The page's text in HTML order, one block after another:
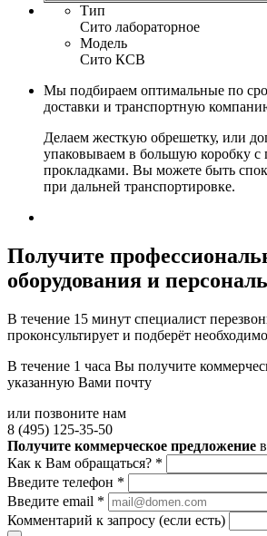
Тип
Сито лабораторное
Модель
Сито КСВ
Мы подбираем оптимальные по
доставки и транспортную
Делаем жесткую обрешетку, или
упаковываем в большую коробку с
прокладками. Вы можете быть
при дальней транспортировке.
Получите
оборудования и
В течение 15 минут специалист
проконсультирует и подберёт
В течение 1 часа Вы получите
указанную Вами почту
или позвоните нам
8 (495) 125-35-50
Получите коммерческое предложение
Как к Вам обращаться? *
Введите телефон *
Введите email *
Комментарий к запросу (если есть)